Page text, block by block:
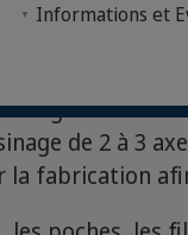
Informations et
offre des
de 2 à 3
la fabrication